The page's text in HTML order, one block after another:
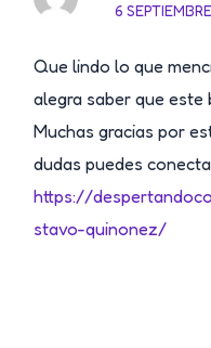
6
Que lindo lo que
alegra saber que
Muchas gracias por
dudas puedes
https://
stavo-quinonez/